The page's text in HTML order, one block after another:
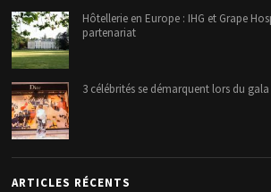
Hôtellerie en Europe : IHG et Grape
partenariat
3 célébrités se démarquent lors du
ARTICLES RÉCENTS